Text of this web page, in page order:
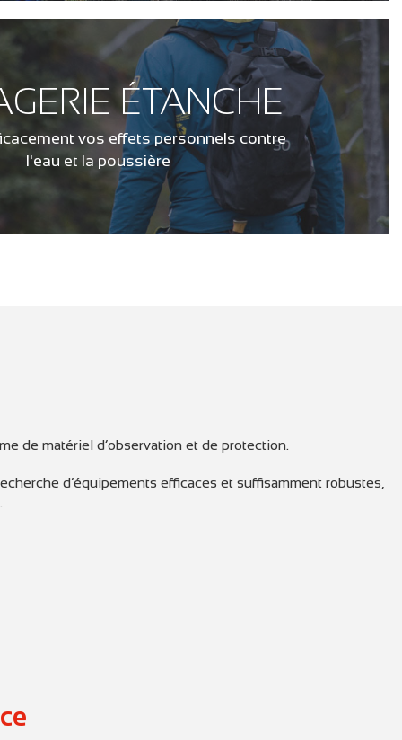
ÉTANCHE
vos effets personnels contre
l'eau et la poussière
de matériel d’observation et de protection.
d’équipements efficaces et suffisamment robustes,